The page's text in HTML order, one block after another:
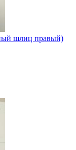
шлиц правый)